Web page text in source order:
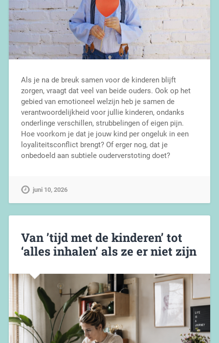
Als je na de breuk samen voor de kinderen blijft
zorgen, vraagt dat veel van beide ouders. Ook op het
gebied van emotioneel welzijn heb je samen de
verantwoordelijkheid voor jullie kinderen, ondanks
onderlinge verschillen, strubbelingen of eigen pijn.
Hoe voorkom je dat je jouw kind per ongeluk in een
loyaliteitsconflict brengt? Of erger nog, dat je
onbedoeld aan subtiele ouderverstoting doet?
juni 10, 2026
Van ’tijd met de kinderen’ tot
‘alles inhalen’ als ze er niet zijn